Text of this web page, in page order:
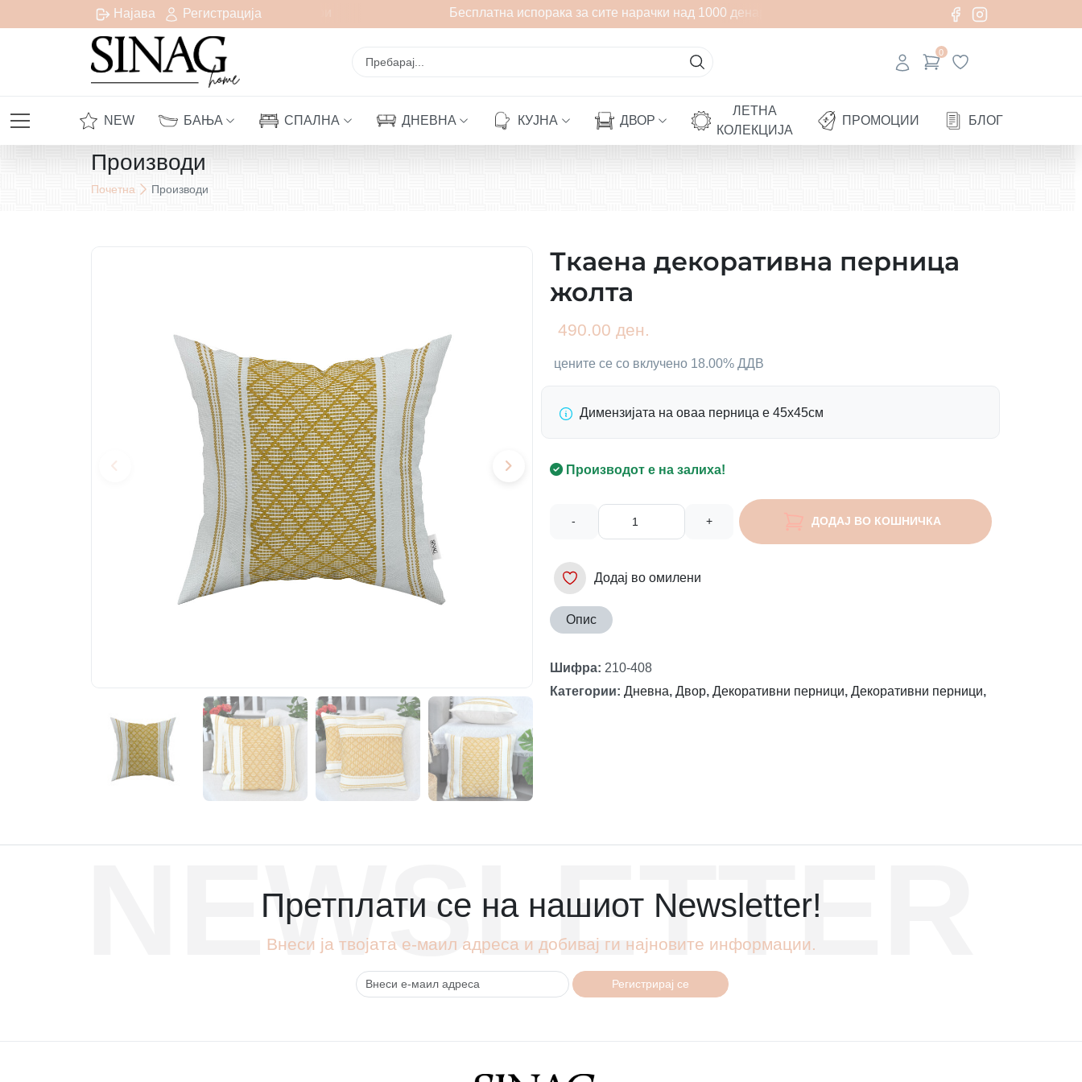
Најава Регистрација
испорака за сите нарачки над 1000 денари Бесплатна испорака за сите нарачки над 1000 денари
0
NEW БАЊА СПАЛНА ДНЕВНА КУЈНА ДВОР
ЛЕТНА
КОЛЕКЦИЈА
ПРОМОЦИИ БЛОГ
Производи
Почетна Производи
Ткаена декоративна перница
жолта
490.00 ден.
цените се со вклучено 18.00% ДДВ
Димензијата на оваа перница е 45х45см
Производот е на залиха!
- + ДОДАЈ ВО КОШНИЧКА
Додај во омилени
Опис
Шифра: 210-408
Категории: Дневна, Двор, Декоративни перници, Декоративни перници,
NEWSLETTER
Претплати се на нашиот Newsletter!
Внеси ја твојата е-маил адреса и добивај ги најновите информации.
Регистрирај се